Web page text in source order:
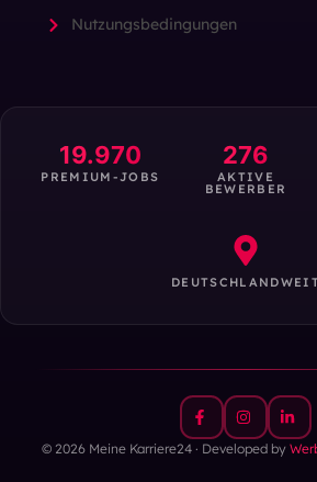
Nutzungsbedingungen
19.970
PREMIUM-JOBS
276
AKTIVE
BEWERBER
© 2026 Meine Karriere24 · Developed by